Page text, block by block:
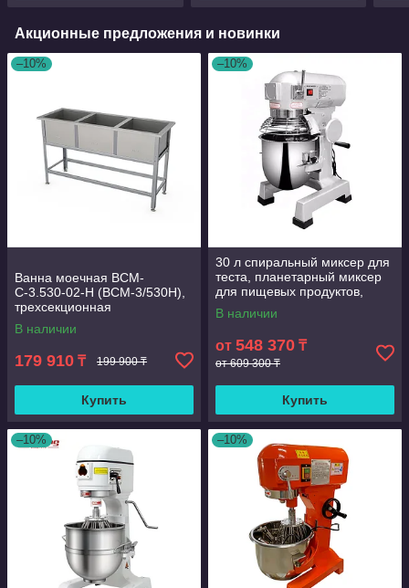
Акционные предложения и новинки
–10%
Ванна моечная ВСМ-
С-3.530-02-Н (ВСМ-3/530Н),
трехсекционная
В наличии
179 910 ₸ 199 900 ₸
Купить
–10%
30 л спиральный миксер для
теста, планетарный миксер
для пищевых продуктов,
электрический миксер,
блендер для пищевых
В наличии
от 548 370 ₸
от 609 300 ₸
Купить
–10% –10%